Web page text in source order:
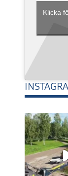
Klicka